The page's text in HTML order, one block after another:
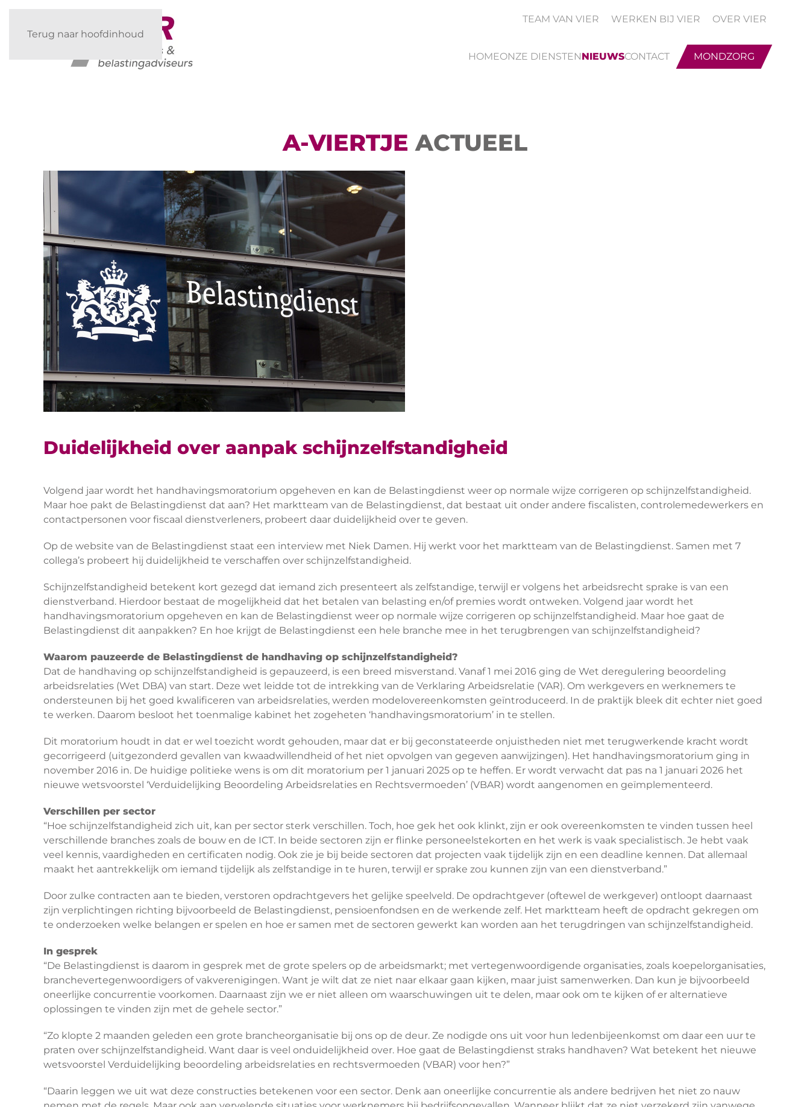
Terug naar hoofdinhoud
TEAM VAN VIER WERKEN BIJ VIER OVER VIER
HOMEONZE DIENSTENNIEUWSCONTACT MONDZORG
A-VIERTJEACTUEEL
Duidelijkheid over aanpak schijnzelfstandigheid
Volgend jaar wordt het handhavingsmoratorium opgeheven en kan de Belastingdienst weer op normale wijze corrigeren op schijnzelfstandigheid.
Maar hoe pakt de Belastingdienst dat aan? Het marktteam van de Belastingdienst, dat bestaat uit onder andere fiscalisten, controlemedewerkers en
contactpersonen voor fiscaal dienstverleners, probeert daar duidelijkheid over te geven.
Op de website van de Belastingdienst staat een interview met Niek Damen. Hij werkt voor het marktteam van de Belastingdienst. Samen met 7
collega’s probeert hij duidelijkheid te verschaffen over schijnzelfstandigheid.
Schijnzelfstandigheid betekent kort gezegd dat iemand zich presenteert als zelfstandige, terwijl er volgens het arbeidsrecht sprake is van een
dienstverband. Hierdoor bestaat de mogelijkheid dat het betalen van belasting en/of premies wordt ontweken. Volgend jaar wordt het
handhavingsmoratorium opgeheven en kan de Belastingdienst weer op normale wijze corrigeren op schijnzelfstandigheid. Maar hoe gaat de
Belastingdienst dit aanpakken? En hoe krijgt de Belastingdienst een hele branche mee in het terugbrengen van schijnzelfstandigheid?
Waarom pauzeerde de Belastingdienst de handhaving op schijnzelfstandigheid?
Dat de handhaving op schijnzelfstandigheid is gepauzeerd, is een breed misverstand. Vanaf 1 mei 2016 ging de Wet deregulering beoordeling
arbeidsrelaties (Wet DBA) van start. Deze wet leidde tot de intrekking van de Verklaring Arbeidsrelatie (VAR). Om werkgevers en werknemers te
ondersteunen bij het goed kwalificeren van arbeidsrelaties, werden modelovereenkomsten geïntroduceerd. In de praktijk bleek dit echter niet goed
te werken. Daarom besloot het toenmalige kabinet het zogeheten ‘handhavingsmoratorium’ in te stellen.
Dit moratorium houdt in dat er wel toezicht wordt gehouden, maar dat er bij geconstateerde onjuistheden niet met terugwerkende kracht wordt
gecorrigeerd (uitgezonderd gevallen van kwaadwillendheid of het niet opvolgen van gegeven aanwijzingen). Het handhavingsmoratorium ging in
november 2016 in. De huidige politieke wens is om dit moratorium per 1 januari 2025 op te heffen. Er wordt verwacht dat pas na 1 januari 2026 het
nieuwe wetsvoorstel ‘Verduidelijking Beoordeling Arbeidsrelaties en Rechtsvermoeden’ (VBAR) wordt aangenomen en geïmplementeerd.
Verschillen per sector
“Hoe schijnzelfstandigheid zich uit, kan per sector sterk verschillen. Toch, hoe gek het ook klinkt, zijn er ook overeenkomsten te vinden tussen heel
verschillende branches zoals de bouw en de ICT. In beide sectoren zijn er flinke personeelstekorten en het werk is vaak specialistisch. Je hebt vaak
veel kennis, vaardigheden en certificaten nodig. Ook zie je bij beide sectoren dat projecten vaak tijdelijk zijn en een deadline kennen. Dat allemaal
maakt het aantrekkelijk om iemand tijdelijk als zelfstandige in te huren, terwijl er sprake zou kunnen zijn van een dienstverband.”
Door zulke contracten aan te bieden, verstoren opdrachtgevers het gelijke speelveld. De opdrachtgever (oftewel de werkgever) ontloopt daarnaast
zijn verplichtingen richting bijvoorbeeld de Belastingdienst, pensioenfondsen en de werkende zelf. Het marktteam heeft de opdracht gekregen om
te onderzoeken welke belangen er spelen en hoe er samen met de sectoren gewerkt kan worden aan het terugdringen van schijnzelfstandigheid.
In gesprek
“De Belastingdienst is daarom in gesprek met de grote spelers op de arbeidsmarkt; met vertegenwoordigende organisaties, zoals koepelorganisaties,
branchevertegenwoordigers of vakverenigingen. Want je wilt dat ze niet naar elkaar gaan kijken, maar juist samenwerken. Dan kun je bijvoorbeeld
oneerlijke concurrentie voorkomen. Daarnaast zijn we er niet alleen om waarschuwingen uit te delen, maar ook om te kijken of er alternatieve
oplossingen te vinden zijn met de gehele sector.”
“Zo klopte 2 maanden geleden een grote brancheorganisatie bij ons op de deur. Ze nodigde ons uit voor hun ledenbijeenkomst om daar een uur te
praten over schijnzelfstandigheid. Want daar is veel onduidelijkheid over. Hoe gaat de Belastingdienst straks handhaven? Wat betekent het nieuwe
wetsvoorstel Verduidelijking beoordeling arbeidsrelaties en rechtsvermoeden (VBAR) voor hen?”
“Daarin leggen we uit wat deze constructies betekenen voor een sector. Denk aan oneerlijke concurrentie als andere bedrijven het niet zo nauw